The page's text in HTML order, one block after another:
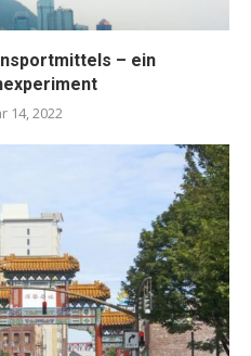
– ein
14, 2022